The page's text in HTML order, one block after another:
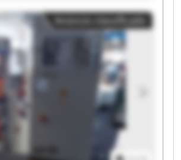
GmbH SK Maschinen-Service
Service GmbH SK
GmbH SK Maschinen-Service
Service GmbH SK
GmbH SK Maschinen-Service
Service GmbH SK
GmbH SK Maschinen-Service
Service GmbH SK
GmbH SK Maschinen-Service